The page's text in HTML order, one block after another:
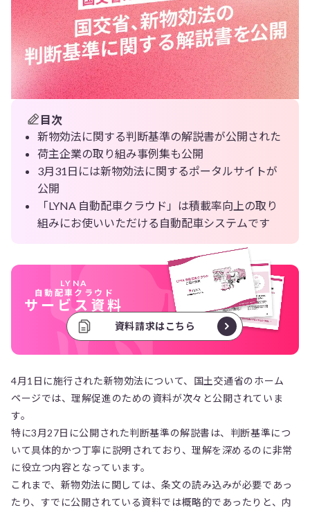
目次
新物効法に関する判断基準の解説書が公開された
荷主企業の取り組み事例集も公開
3月31日には新物効法に関するポータルサイトが
公開
「LYNA 自動配車クラウド」は積載率向上の取り
組みにお使いいただける自動配車システムです
LYNA
自動配車クラウド
サービス資料
資料請求はこちら
4月1日に施行された新物効法について、国土交通省のホーム
ページでは、理解促進のための資料が次々と公開されていま
す。
特に3月27日に公開された判断基準の解説書は、判断基準につ
いて具体的かつ丁寧に説明されており、理解を深めるのに非常
に役立つ内容となっています。
これまで、新物効法に関しては、条文の読み込みが必要であっ
たり、すでに公開されている資料では概略的であったりと、内